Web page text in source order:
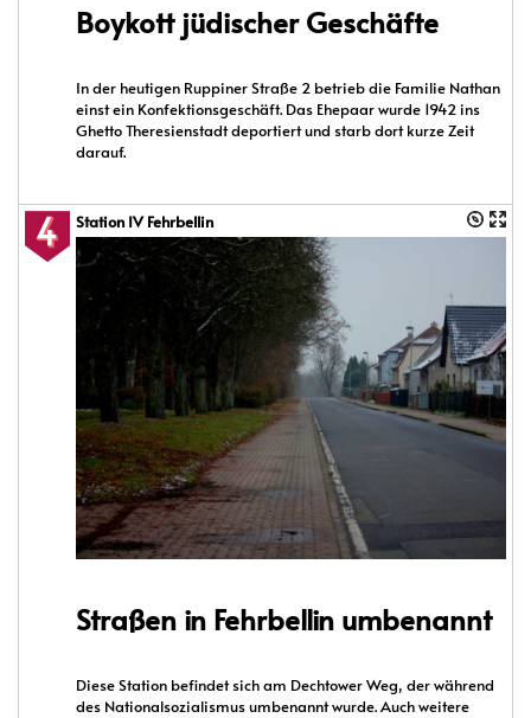
Boykott jüdischer Geschäfte
In der heutigen Ruppiner Straße 2 betrieb die Familie Nathan
einst ein Konfektionsgeschäft. Das Ehepaar wurde 1942 ins
Ghetto Theresienstadt deportiert und starb dort kurze Zeit
darauf.
Station IV Fehrbellin
Straßen in Fehrbellin umbenannt
Diese Station befindet sich am Dechtower Weg, der während
des Nationalsozialismus umbenannt wurde. Auch weitere